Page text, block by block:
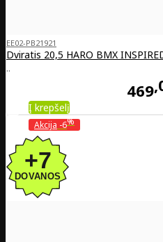
EE02-PB21921
Dviratis 20,5 HARO BMX
..
469
Į krepšelį
Akcija -6%